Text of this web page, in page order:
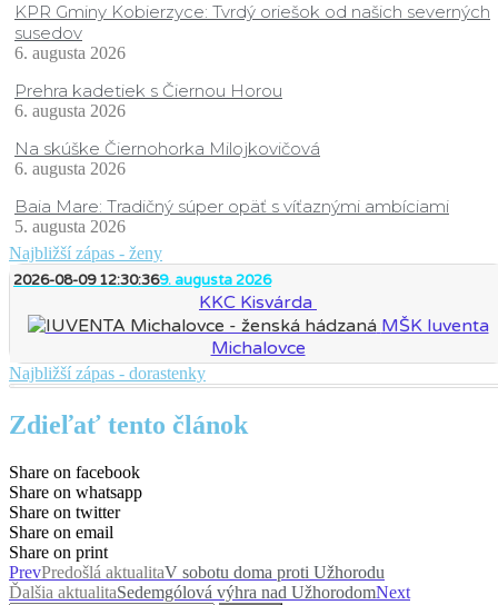
KPR Gminy Kobierzyce: Tvrdý oriešok od našich severných
susedov
6. augusta 2026
Prehra kadetiek s Čiernou Horou
6. augusta 2026
Na skúške Čiernohorka Milojkovičová
6. augusta 2026
Baia Mare: Tradičný súper opäť s víťaznými ambíciami
5. augusta 2026
Najbližší zápas - ženy
2026-08-09 12:30:369. augusta 2026
KKC Kisvárda
MŠK Iuventa
Michalovce
Najbližší zápas - dorastenky
Zdieľať tento článok
Share on facebook
Share on whatsapp
Share on twitter
Share on email
Share on print
PrevPredošlá aktualitaV sobotu doma proti Užhorodu
Ďalšia aktualitaSedemgólová výhra nad UžhorodomNext